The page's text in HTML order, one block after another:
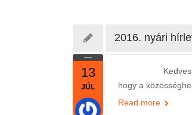
13
JÚL
2016. nyári
Kedves MOST
hogy a
Read more